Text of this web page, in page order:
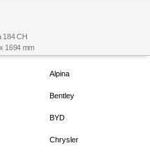
184 CH
1694 mm
Alpina
Bentley
BYD
Chrysler